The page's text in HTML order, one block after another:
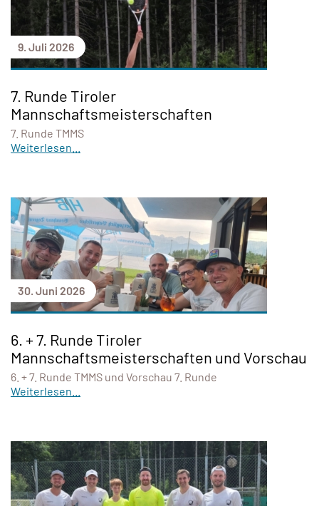
9. Juli 2026
7. Runde Tiroler
Mannschaftsmeisterschaften
7. Runde TMMS
Weiterlesen...
30. Juni 2026
6. + 7. Runde Tiroler
Mannschaftsmeisterschaften und Vorschau
6. + 7. Runde TMMS und Vorschau 7. Runde
Weiterlesen...